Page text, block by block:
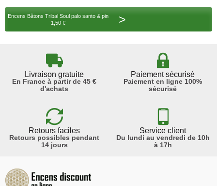
Encens Bâtons Tribal Soul palo santo & pin
1,50 €
>
Livraison gratuite
En France à partir de 45 €
d'achats
Paiement sécurisé
Paiement en ligne 100%
sécurisé
Retours faciles
Retours possibles pendant
14 jours
Service client
Du lundi au vendredi de 10h
à 17h